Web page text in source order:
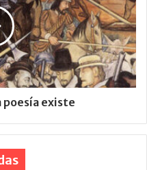
poesía existe